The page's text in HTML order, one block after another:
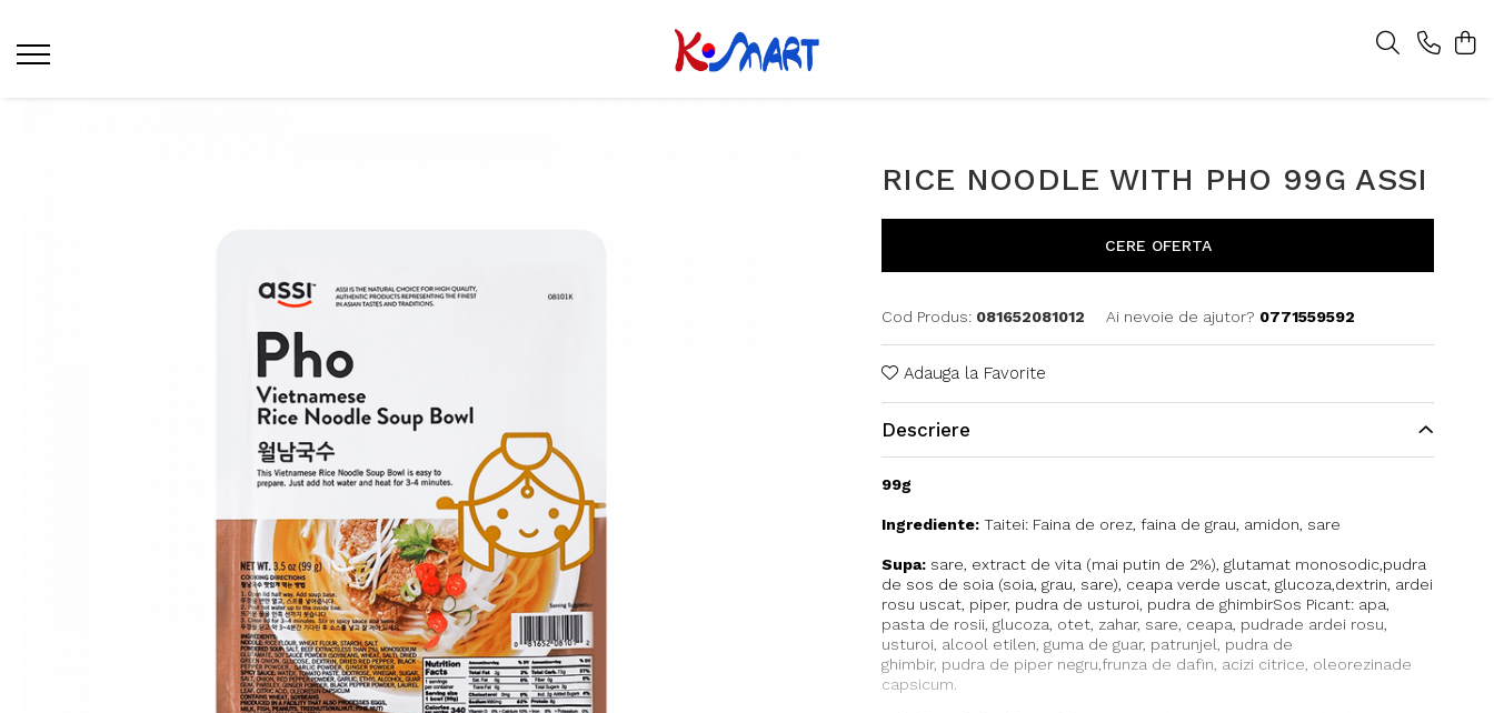
RICE NOODLE WITH PHO 99G ASSI
CERE OFERTA
Cod Produs: 081652081012 Ai nevoie de ajutor? 0771559592
Adauga la Favorite
Descriere
99g
Ingrediente:Taitei: Faina de orez, faina de grau, amidon, sare
Supa:sare, extract de vita (mai putin de 2%), glutamat monosodic,pudra
de sos de soia (soia, grau, sare), ceapa verde uscat, glucoza,dextrin, ardei
rosu uscat, piper, pudra de usturoi, pudra de ghimbirSos Picant: apa,
pasta de rosii, glucoza, otet, zahar, sare, ceapa, pudrade ardei rosu,
usturoi, alcool etilen, guma de guar, patrunjel, pudra de
ghimbir, pudra de piper negru,frunza de dafin, acizi citrice, oleorezinade
capsicum.